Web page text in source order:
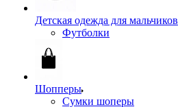
Детская одежда для мальчиков
Футболки
Шопперы
Сумки шоперы